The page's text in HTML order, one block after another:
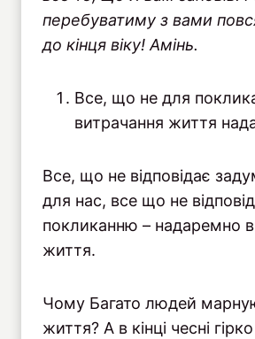
перебуватиму з вами
до кінця віку! Амінь.
Все, що не для
витрачання життя
Все, що не відповідає
для нас, все що не
покликанню – надаремно
життя.
Чому Багато людей
життя? А в кінці чесні